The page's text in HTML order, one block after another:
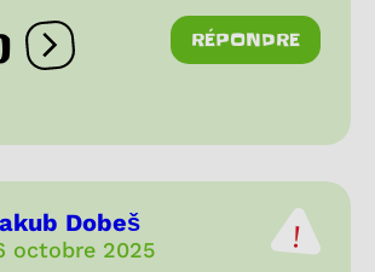
Ouvrir les réactions
RÉPONDRE
Dobeš
octobre 2025